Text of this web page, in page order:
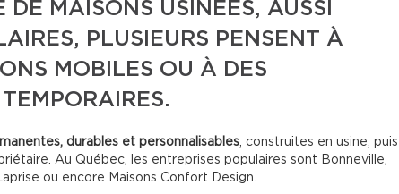
MAISONS USINÉES, AUSSI
PLUSIEURS PENSENT À
MOBILES OU À DES
durables et personnalisables, construites en usine, puis
Au Québec, les entreprises populaires sont Bonneville,
ou encore Maisons Confort Design.